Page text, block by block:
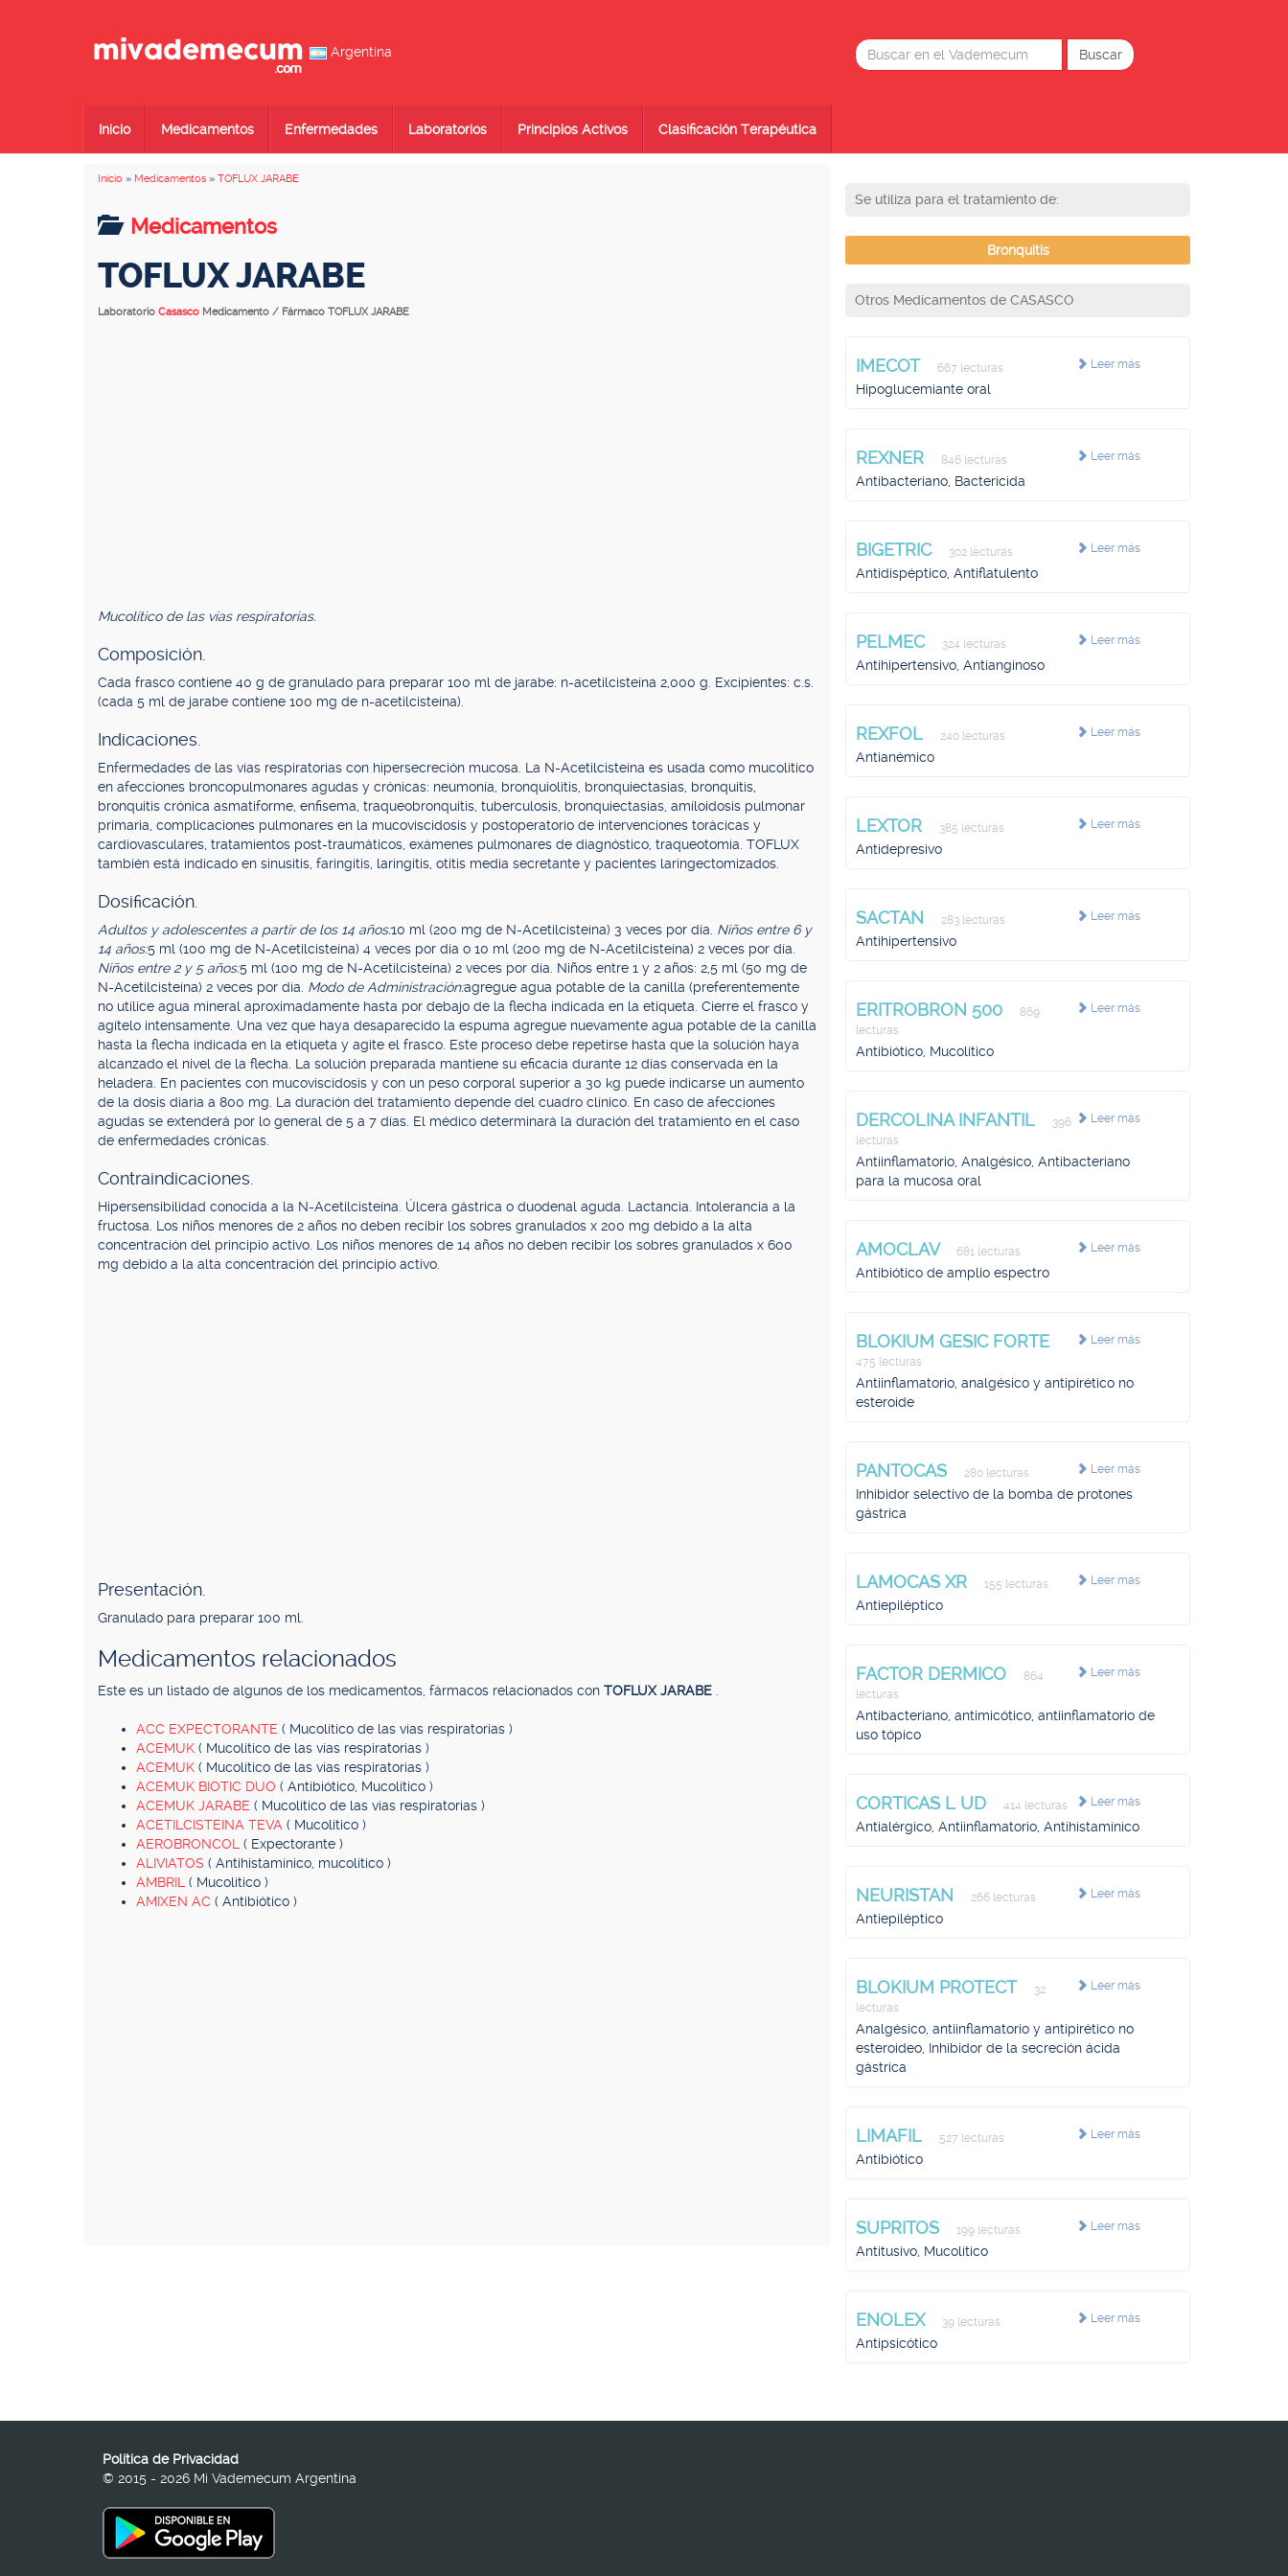
Argentina
Inicio Medicamentos Enfermedades Laboratorios Principios Activos Clasificación Terapéutica
Inicio » Medicamentos » TOFLUX JARABE
Medicamentos
TOFLUX JARABE
Laboratorio Casasco Medicamento / Fármaco TOFLUX JARABE
Mucolítico de las vías respiratorias.
Composición.
Cada frasco contiene 40 g de granulado para preparar 100 ml de jarabe: n-acetilcisteína 2,000 g. Excipientes: c.s.
(cada 5 ml de jarabe contiene 100 mg de n-acetilcisteína).
Indicaciones.
Enfermedades de las vías respiratorias con hipersecreción mucosa. La N-Acetilcisteína es usada como mucolítico
en afecciones broncopulmonares agudas y crónicas: neumonía, bronquiolitis, bronquiectasias, bronquitis,
bronquitis crónica asmatiforme, enfisema, traqueobronquitis, tuberculosis, bronquiectasias, amiloidosis pulmonar
primaria, complicaciones pulmonares en la mucoviscidosis y postoperatorio de intervenciones torácicas y
cardiovasculares, tratamientos post-traumáticos, exámenes pulmonares de diagnóstico, traqueotomía. TOFLUX
también está indicado en sinusitis, faringitis, laringitis, otitis media secretante y pacientes laringectomizados.
Dosificación.
Adultos y adolescentes a partir de los 14 años:10 ml (200 mg de N-Acetilcisteína) 3 veces por día. Niños entre 6 y
14 años:5 ml (100 mg de N-Acetilcisteína) 4 veces por día o 10 ml (200 mg de N-Acetilcisteína) 2 veces por día.
Niños entre 2 y 5 años:5 ml (100 mg de N-Acetilcisteína) 2 veces por día. Niños entre 1 y 2 años: 2,5 ml (50 mg de
N-Acetilcisteína) 2 veces por día. Modo de Administración:agregue agua potable de la canilla (preferentemente
no utilice agua mineral aproximadamente hasta por debajo de la flecha indicada en la etiqueta. Cierre el frasco y
agítelo intensamente. Una vez que haya desaparecido la espuma agregue nuevamente agua potable de la canilla
hasta la flecha indicada en la etiqueta y agite el frasco. Este proceso debe repetirse hasta que la solución haya
alcanzado el nivel de la flecha. La solución preparada mantiene su eficacia durante 12 días conservada en la
heladera. En pacientes con mucoviscidosis y con un peso corporal superior a 30 kg puede indicarse un aumento
de la dosis diaria a 800 mg. La duración del tratamiento depende del cuadro clínico. En caso de afecciones
agudas se extenderá por lo general de 5 a 7 días. El médico determinará la duración del tratamiento en el caso
de enfermedades crónicas.
Contraindicaciones.
Hipersensibilidad conocida a la N-Acetilcisteína. Úlcera gástrica o duodenal aguda. Lactancia. Intolerancia a la
fructosa. Los niños menores de 2 años no deben recibir los sobres granulados x 200 mg debido a la alta
concentración del principio activo. Los niños menores de 14 años no deben recibir los sobres granulados x 600
mg debido a la alta concentración del principio activo.
Presentación.
Granulado para preparar 100 ml.
Medicamentos relacionados
Este es un listado de algunos de los medicamentos, fármacos relacionados con TOFLUX JARABE
ACC EXPECTORANTE ( Mucolítico de las vías respiratorias )
ACEMUK ( Mucolítico de las vías respiratorias )
ACEMUK ( Mucolítico de las vías respiratorias )
ACEMUK BIOTIC DUO ( Antibiótico, Mucolítico )
ACEMUK JARABE ( Mucolítico de las vías respiratorias )
ACETILCISTEINA TEVA ( Mucolítico )
AEROBRONCOL ( Expectorante )
ALIVIATOS ( Antihistamínico, mucolítico )
AMBRIL ( Mucolítico )
AMIXEN AC ( Antibiótico )
Se utiliza para el tratamiento de:
Bronquitis
Otros Medicamentos de CASASCO
Leer más
IMECOT 667 lecturas
Hipoglucemiante oral
Leer más
REXNER 846 lecturas
Antibacteriano, Bactericida
Leer más
BIGETRIC 302 lecturas
Antidispéptico, Antiflatulento
Leer más
PELMEC 324 lecturas
Antihipertensivo, Antianginoso
Leer más
REXFOL 240 lecturas
Antianémico
Leer más
LEXTOR 385 lecturas
Antidepresivo
Leer más
SACTAN 283 lecturas
Antihipertensivo
Leer más
ERITROBRON 500
869
lecturas
Antibiótico, Mucolítico
Leer más
DERCOLINA INFANTIL
396
lecturas
Antiinflamatorio, Analgésico, Antibacteriano
para la mucosa oral
Leer más
AMOCLAV 681 lecturas
Antibiótico de amplio espectro
Leer más
BLOKIUM GESIC FORTE
475 lecturas
Antiinflamatorio, analgésico y antipirético no
esteroide
Leer más
PANTOCAS 280 lecturas
Inhibidor selectivo de la bomba de protones
gástrica
Leer más
LAMOCAS XR 155 lecturas
Antiepiléptico
Leer más
FACTOR DERMICO
864
lecturas
Antibacteriano, antimicótico, antiinflamatorio de
uso tópico
Leer más
CORTICAS L UD 414 lecturas
Antialérgico, Antiinflamatorio, Antihistamínico
Leer más
NEURISTAN 266 lecturas
Antiepiléptico
Leer más
BLOKIUM PROTECT
32
lecturas
Analgésico, antiinflamatorio y antipirético no
esteroideo, Inhibidor de la secreción ácida
gástrica
Leer más
LIMAFIL 527 lecturas
Antibiótico
Leer más
SUPRITOS 199 lecturas
Antitusivo, Mucolítico
Leer más
ENOLEX 39 lecturas
Antipsicótico
Política de Privacidad
© 2015 - 2026 Mi Vademecum Argentina